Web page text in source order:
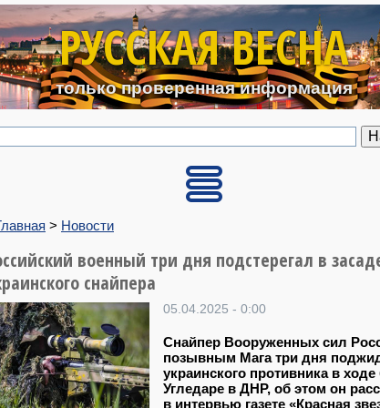
Перейти к основному
РУССКАЯ ВЕСНА
только проверенная информация
> Новости
военный три дня подстерегал в
снайпера
05.04.2025 - 0:00
Снайпер Вооруженных сил
позывным Мага три дня
украинского противника в ходе
Угледаре в ДНР, об этом он
в интервью газете «Красная